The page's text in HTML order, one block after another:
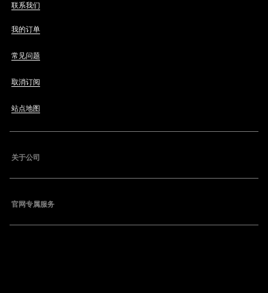
联系我们
我的订单
常见问题
取消订阅
站点地图
关于公司
官网专属服务